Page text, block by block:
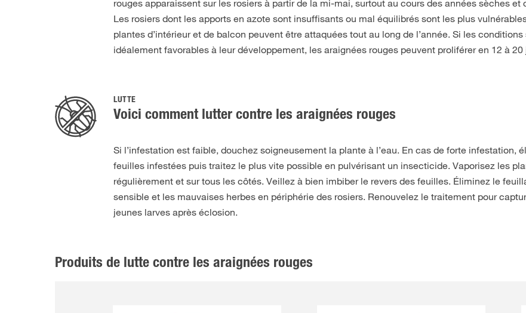
rouges apparaissent sur les rosiers à partir de la mi-mai, surtout au cours des années sèches et
Les rosiers dont les apports en azote sont insuffisants ou mal équilibrés sont les plus
plantes d’intérieur et de balcon peuvent être attaquées tout au long de l’année. Si les conditions
idéalement favorables à leur développement, les araignées rouges peuvent proliférer en 12 à 20
LUTTE
Voici comment lutter contre les araignées rouges
Si l’infestation est faible, douchez soigneusement la plante à l’eau. En cas de forte infestation,
feuilles infestées puis traitez le plus vite possible en pulvérisant un insecticide. Vaporisez les
régulièrement et sur tous les côtés. Veillez à bien imbiber le revers des feuilles. Éliminez le
sensible et les mauvaises herbes en périphérie des rosiers. Renouvelez le traitement pour
jeunes larves après éclosion.
Produits de lutte contre les araignées rouges